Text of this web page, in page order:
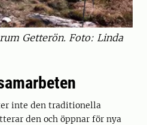
Getterön. Foto: Linda
inte den traditionella
den och öppnar för nya